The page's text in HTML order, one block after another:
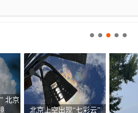
北京
北京上空出现“七彩云”